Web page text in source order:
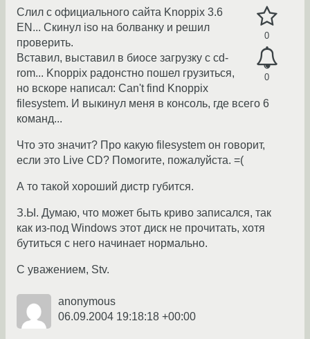
0
0
Слил с официального сайта Knoppix 3.6
EN... Скинул iso на болванку и решил
проверить.
Вставил, выставил в биосе загрузку с cd-
rom... Knoppix радонстно пошел грузиться,
но вскоре написал: Can't find Knoppix
filesystem. И выкинул меня в консоль, где всего 6
команд...
Что это значит? Про какую filesystem он говорит,
если это Live CD? Помогите, пожалуйста. =(
А то такой хороший дистр губится.
З.Ы. Думаю, что может быть криво записался, так
как из-под Windows этот диск не прочитать, хотя
бутиться с него начинает нормально.
С уважением, Stv.
anonymous
06.09.2004 19:18:18 +00:00